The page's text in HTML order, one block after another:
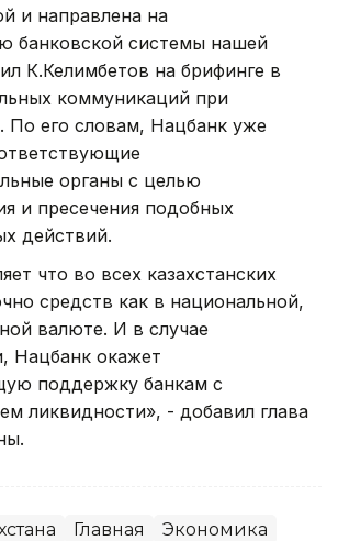
и направлена на
банковской системы нашей
К.Келимбетов на брифинге в
коммуникаций при
По его словам, Нацбанк уже
органы с целью
и пресечения подобных
действий.
что во всех казахстанских
средств как в национальной,
валюте. И в случае
Нацбанк окажет
поддержку банкам с
ликвидности», - добавил глава
Главная Экономика